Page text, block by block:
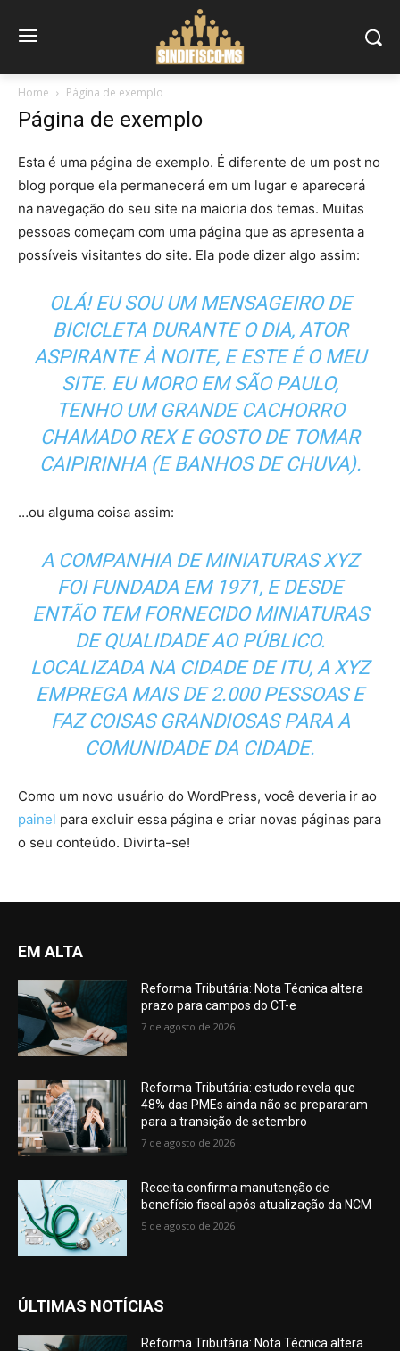
Home Página de exemplo
Página de exemplo
Esta é uma página de exemplo. É diferente de um post no
blog porque ela permanecerá em um lugar e aparecerá
na navegação do seu site na maioria dos temas. Muitas
pessoas começam com uma página que as apresenta a
possíveis visitantes do site. Ela pode dizer algo assim:
OLÁ! EU SOU UM MENSAGEIRO DE
BICICLETA DURANTE O DIA, ATOR
ASPIRANTE À NOITE, E ESTE É O MEU
SITE. EU MORO EM SÃO PAULO,
TENHO UM GRANDE CACHORRO
CHAMADO REX E GOSTO DE TOMAR
CAIPIRINHA (E BANHOS DE CHUVA).
…ou alguma coisa assim:
A COMPANHIA DE MINIATURAS XYZ
FOI FUNDADA EM 1971, E DESDE
ENTÃO TEM FORNECIDO MINIATURAS
DE QUALIDADE AO PÚBLICO.
LOCALIZADA NA CIDADE DE ITU, A XYZ
EMPREGA MAIS DE 2.000 PESSOAS E
FAZ COISAS GRANDIOSAS PARA A
COMUNIDADE DA CIDADE.
Como um novo usuário do WordPress, você deveria ir ao
painel para excluir essa página e criar novas páginas para
o seu conteúdo. Divirta-se!
EM ALTA
Reforma Tributária: Nota Técnica altera
prazo para campos do CT-e
7 de agosto de 2026
Reforma Tributária: estudo revela que
48% das PMEs ainda não se prepararam
para a transição de setembro
7 de agosto de 2026
Receita confirma manutenção de
benefício fiscal após atualização da NCM
5 de agosto de 2026
ÚLTIMAS NOTÍCIAS
Reforma Tributária: Nota Técnica altera